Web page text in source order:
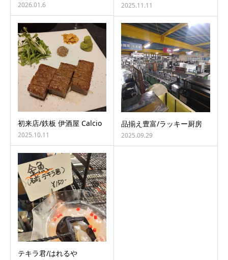
2026.01.6 2025.11.11
初来店/鉄板 伊酒屋 Calcio
2025.10.11
品揃え豊富/ラッキー厨房
2025.09.29
テキラ君/はれるや